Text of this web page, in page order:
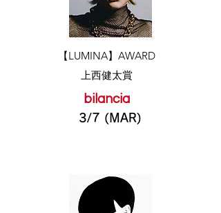
​【LUMINA】AWARD
上西健太賞
bilancia
3/7 (MAR)